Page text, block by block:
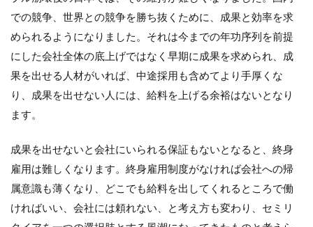
での競争、世界との競争を勝ち抜くために、成果と効率を求
められるようになりました。それは今までの年功序列を前提
にした会社全体の底上げではなく早期に成果を求められ、成
果を出せる人材がいれば、中途採用も含めてより手厚くな
り、成果を出せない人には、給料を上げる余裕はないとなり
ます。
成果を出せないと会社にいられる保証もないとなると、終身
雇用は難しくなります。終身雇用制度がなければ会社への帰
属意識も薄くなり、どこでも給料を出してくれるところで働
ければいい、会社には頼れない、と考え方も変わり、セミリ